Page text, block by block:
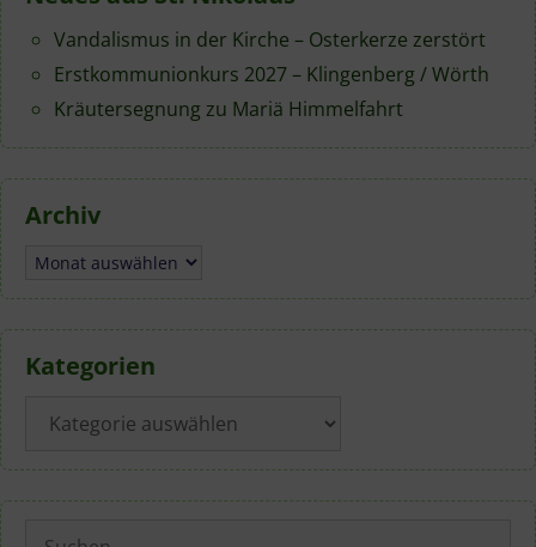
Vandalismus in der Kirche – Osterkerze zerstört
Erstkommunionkurs 2027 – Klingenberg / Wörth
Kräutersegnung zu Mariä Himmelfahrt
Archiv
Archiv
Kategorien
Suchen